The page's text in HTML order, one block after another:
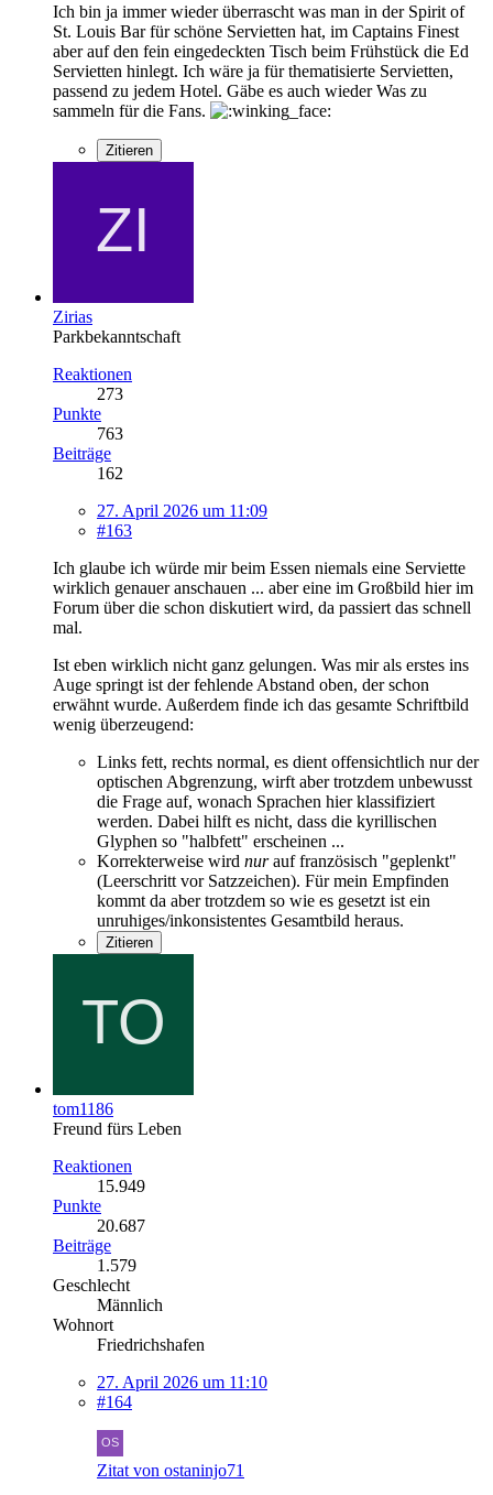
Ich bin ja immer wieder überrascht was man in der Spirit of
St. Louis Bar für schöne Servietten hat, im Captains Finest
aber auf den fein eingedeckten Tisch beim Frühstück die Ed
Servietten hinlegt. Ich wäre ja für thematisierte Servietten,
passend zu jedem Hotel. Gäbe es auch wieder Was zu
sammeln für die Fans.
Zitieren
Zirias
Parkbekanntschaft
Reaktionen
273
Punkte
763
Beiträge
162
27. April 2026 um 11:09
#163
Ich glaube ich würde mir beim Essen niemals eine Serviette
wirklich genauer anschauen ... aber eine im Großbild hier im
Forum über die schon diskutiert wird, da passiert das schnell
mal.
Ist eben wirklich nicht ganz gelungen. Was mir als erstes ins
Auge springt ist der fehlende Abstand oben, der schon
erwähnt wurde. Außerdem finde ich das gesamte Schriftbild
wenig überzeugend:
Links fett, rechts normal, es dient offensichtlich nur der
optischen Abgrenzung, wirft aber trotzdem unbewusst
die Frage auf, wonach Sprachen hier klassifiziert
werden. Dabei hilft es nicht, dass die kyrillischen
Glyphen so "halbfett" erscheinen ...
Korrekterweise wird nurauf französisch "geplenkt"
(Leerschritt vor Satzzeichen). Für mein Empfinden
kommt da aber trotzdem so wie es gesetzt ist ein
unruhiges/inkonsistentes Gesamtbild heraus.
Zitieren
tom1186
Freund fürs Leben
Reaktionen
15.949
Punkte
20.687
Beiträge
1.579
Geschlecht
Männlich
Wohnort
Friedrichshafen
27. April 2026 um 11:10
#164
Zitat von ostaninjo71